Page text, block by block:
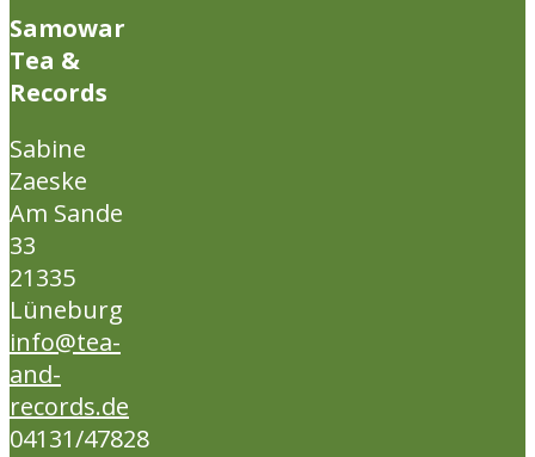
Samowar
Tea &
Records
Sabine
Zaeske
Am Sande
33
21335
Lüneburg
info@tea-
and-
records.de
04131/47828